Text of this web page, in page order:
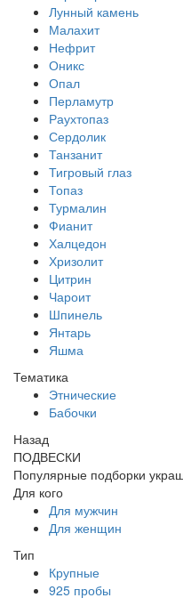
Лунный камень
Малахит
Нефрит
Оникс
Опал
Перламутр
Раухтопаз
Сердолик
Танзанит
Тигровый глаз
Топаз
Турмалин
Фианит
Халцедон
Хризолит
Цитрин
Чароит
Шпинель
Янтарь
Яшма
Тематика
Этнические
Бабочки
Назад
ПОДВЕСКИ
Популярные подборки
Для кого
Для мужчин
Для женщин
Тип
Крупные
925 пробы